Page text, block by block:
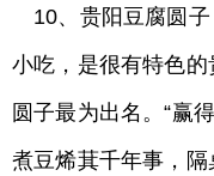
10、贵阳豆腐圆
小吃，是很有特色
圆子最为出名。“赢
煮豆烯萁千年事，